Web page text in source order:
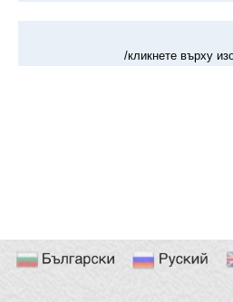
/кликнете върху